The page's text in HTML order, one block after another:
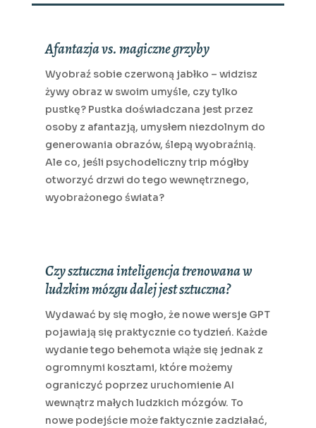
Afantazja vs. magiczne grzyby
Wyobraź sobie czerwoną jabłko – widzisz
żywy obraz w swoim umyśle, czy tylko
pustkę? Pustka doświadczana jest przez
osoby z afantazją, umysłem niezdolnym do
generowania obrazów, ślepą wyobraźnią.
Ale co, jeśli psychodeliczny trip mógłby
otworzyć drzwi do tego wewnętrznego,
wyobrażonego świata?
Czy sztuczna inteligencja trenowana w
ludzkim mózgu dalej jest sztuczna?
Wydawać by się mogło, że nowe wersje GPT
pojawiają się praktycznie co tydzień. Każde
wydanie tego behemota wiąże się jednak z
ogromnymi kosztami, które możemy
ograniczyć poprzez uruchomienie AI
wewnątrz małych ludzkich mózgów. To
nowe podejście może faktycznie zadziałać,